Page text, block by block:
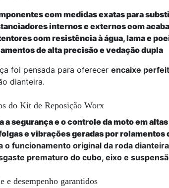
com medidas exatas para
internos e externos com
com resistência à água, lama e
de alta precisão e vedação dupla
foi pensada para oferecer encaixe
dianteira.
do Kit de Reposição Worx
a segurança e o controle da moto em
e vibrações geradas por rolamentos
o funcionamento original da roda dianteira
prematuro do cubo, eixo e
e desempenho garantidos